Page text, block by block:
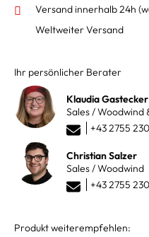
Versand innerhalb 24h
Weltweiter Versand
Ihr persönlicher Berater
Klaudia Gastecker
Sales / Woodwind
+43 2755
Christian Salzer
Sales / Woodwind
+43 2755
Produkt weiterempfehlen: